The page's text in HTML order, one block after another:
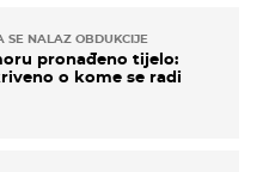
SE NALAZ OBDUKCIJE
pronađeno tijelo:
o kome se radi